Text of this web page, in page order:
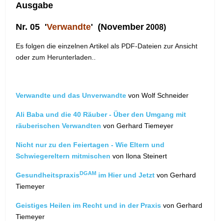
Ausgabe
Nr. 05 'Verwandte' (November 2008)
Es folgen die einzelnen Artikel als PDF-Dateien zur Ansicht
oder zum Herunterladen..
Verwandte und das Unverwandte von Wolf Schneider
Ali Baba und die 40 Räuber - Über den Umgang mit
räuberischen Verwandten von Gerhard Tiemeyer
Nicht nur zu den Feiertagen - Wie Eltern und
Schwiegereltern mitmischen von Ilona Steinert
GesundheitspraxisDGAM im Hier und Jetzt von Gerhard
Tiemeyer
Geistiges Heilen im Recht und in der Praxis von Gerhard
Tiemeyer